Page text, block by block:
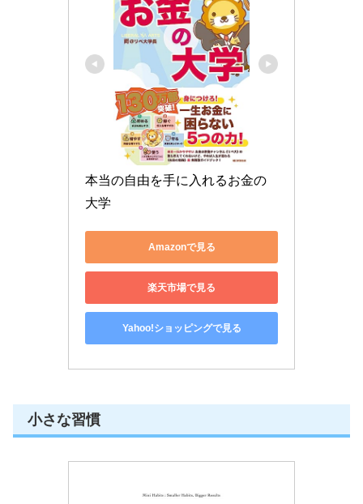
本当の自由を手に入れるお金の
大学
Amazonで見る
楽天市場で見る
Yahoo!ショッピングで見る
小さな習慣